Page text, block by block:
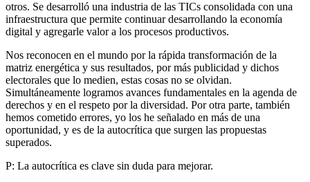
otros. Se desarrolló una industria de las TICs consolidada con una
infraestructura que permite continuar desarrollando la economía
digital y agregarle valor a los procesos productivos.
Nos reconocen en el mundo por la rápida transformación de la
matriz energética y sus resultados, por más publicidad y dichos
electorales que lo medien, estas cosas no se olvidan.
Simultáneamente logramos avances fundamentales en la agenda de
derechos y en el respeto por la diversidad. Por otra parte, también
hemos cometido errores, yo los he señalado en más de una
oportunidad, y es de la autocrítica que surgen las propuestas
superados.
P: La autocrítica es clave sin duda para mejorar.